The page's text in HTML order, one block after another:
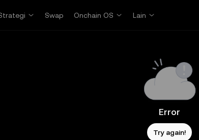
Swap Onchain OS Lain
Error
Try again!